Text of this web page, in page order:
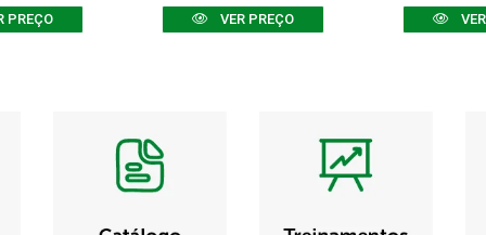
PREÇO VER PREÇO